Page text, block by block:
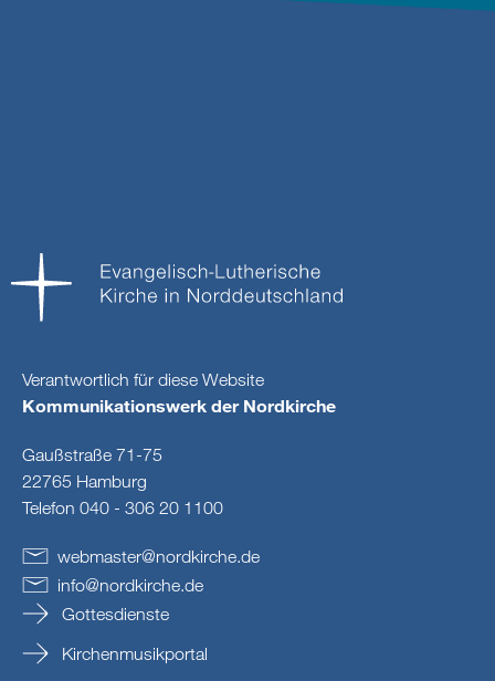
Verantwortlich für diese Website
Kommunikationswerk der Nordkirche
Gaußstraße 71-75
22765 Hamburg
Telefon 040 - 306 20 1100
webmaster@nordkirche.de
info@nordkirche.de
Gottesdienste
Kirchenmusikportal